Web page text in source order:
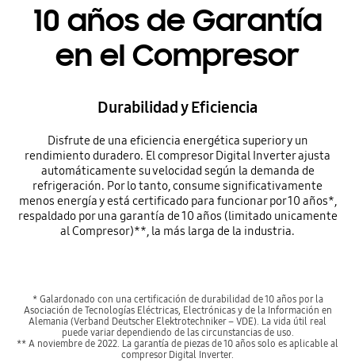
10 años de Garantía
en el Compresor
Durabilidad y Eficiencia
Disfrute de una eficiencia energética superior y un
rendimiento duradero. El compresor Digital Inverter ajusta
automáticamente su velocidad según la demanda de
refrigeración. Por lo tanto, consume significativamente
menos energía y está certificado para funcionar por 10 años*,
respaldado por una garantía de 10 años (limitado unicamente
al Compresor)**, la más larga de la industria.
* Galardonado con una certificación de durabilidad de 10 años por la
Asociación de Tecnologías Eléctricas, Electrónicas y de la Información en
Alemania (Verband Deutscher Elektrotechniker – VDE). La vida útil real
puede variar dependiendo de las circunstancias de uso.
** A noviembre de 2022. La garantía de piezas de 10 años solo es aplicable al
compresor Digital Inverter.